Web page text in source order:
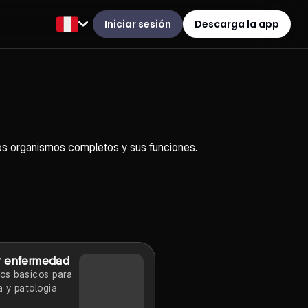
Iniciar sesión Descarga la app
organismos completos y sus funciones.
enfermedad
basicos para
y patologia